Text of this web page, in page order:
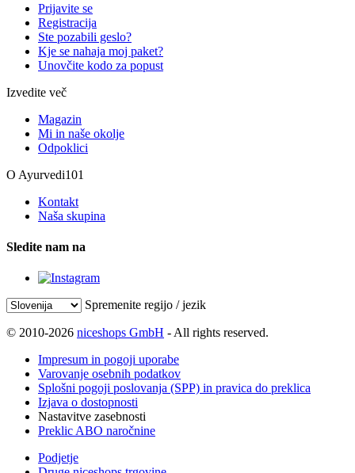
Prijavite se
Registracija
Ste pozabili geslo?
Kje se nahaja moj paket?
Unovčite kodo za popust
Izvedite več
Magazin
Mi in naše okolje
Odpoklici
O Ayurvedi101
Kontakt
Naša skupina
Sledite nam na
Spremenite regijo / jezik
© 2010-2026 niceshops GmbH - All rights reserved.
Impresum in pogoji uporabe
Varovanje osebnih podatkov
Splošni pogoji poslovanja (SPP) in pravica do preklica
Izjava o dostopnosti
Nastavitve zasebnosti
Preklic ABO naročnine
Podjetje